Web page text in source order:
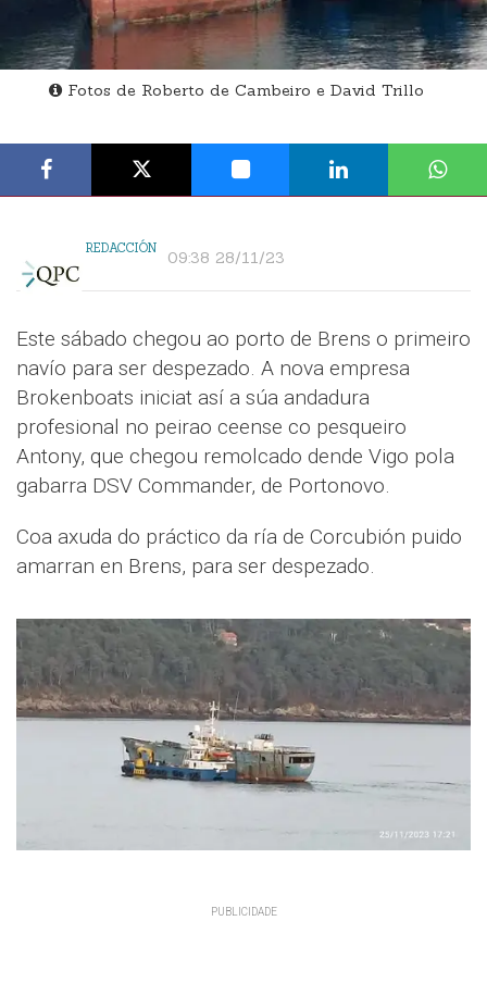
Fotos de Roberto de Cambeiro e David Trillo
REDACCIÓN 09:38 28/11/23
Este sábado chegou ao porto de Brens o primeiro
navío para ser despezado. A nova empresa
Brokenboats iniciat así a súa andadura
profesional no peirao ceense co pesqueiro
Antony, que chegou remolcado dende Vigo pola
gabarra DSV Commander, de Portonovo.
Coa axuda do práctico da ría de Corcubión puido
amarran en Brens, para ser despezado.